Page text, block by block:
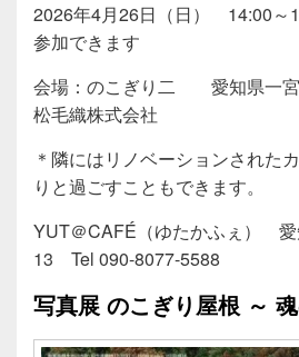
2026年4月26日（日） 14:00
参加できます
会場：のこぎり二 愛知県一宮
松毛織株式会社
＊隣にはリノベーションされた
りと過ごすこともできます。
YUT＠CAFÉ（ゆたかふぇ） 愛
13 Tel 090-8077-5588
写真展 のこぎり屋根 ～